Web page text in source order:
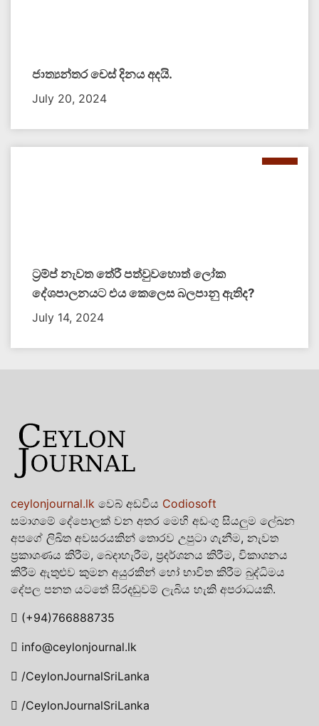
ජාත්‍යන්තර චෙස් දිනය අදයි.
July 20, 2024
ට්‍රම්ප් නැවත තේරී පත්වුවහොත් ලෝක
දේශපාලනයට එය කෙලෙස බලපානු ඇතිද​?
July 14, 2024
ceylonjournal.lk වෙබ් අඩවිය Codiosoft
සමාගමේ දේපොලක් වන අතර මෙහි අඩංගු සියලුම ලේඛන
අපගේ ලිඛිත අවසරයකින් තොරව උපුටා ගැනීම, නැවත
ප්‍රකාශණය කිරීම, බෙදාහැරීම, ප්‍රදර්ශනය කිරීම, විකාශනය
කිරීම ඇතුළුව කුමන අයුරකින් හෝ භාවිත කිරීම බුද්ධිමය
දේපල පනත යටතේ සිරදඬුවම් ලැබිය හැකි අපරාධයකි.
(+94)766888735
info@ceylonjournal.lk
/CeylonJournalSriLanka
/CeylonJournalSriLanka